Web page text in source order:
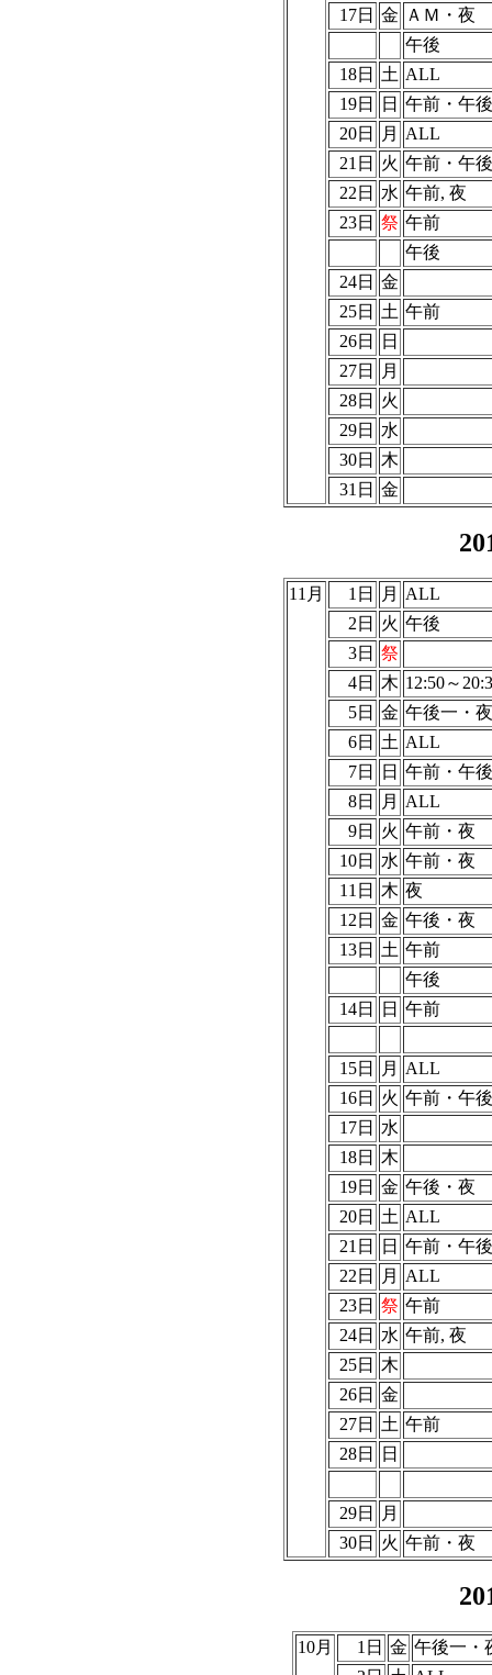
17日 金
ＡＭ・夜
午後
18日
土 ALL
19日
日 午前・午後
20日
月
ALL
21日
火 午前・午後
22日
水 午前, 夜
23日 祭 午前
午後
24日 金
25日
土 午前
26日
日
27日
月
28日
火
29日
水
30日
木
31日 金
11月 1日 月
ALL
2日
火 午後
3日 祭
4日
木 12:50～
5日 金 午後一・夜
6日
土 ALL
7日
日 午前・午後
8日
月
ALL
9日
火 午前・
10日
水 午前・夜
11日
木 夜
12日 金 午後・夜
13日
土 午前
午後
14日
日 午前
15日 月
ALL
16日
火 午前・午後
17日
水
18日
木
19日 金 午後・夜
20日
土 ALL
21日
日 午前・午後
22日
月
ALL
23日 祭 午前
24日
水 午前, 夜
25日
木
26日 金
27日
土 午前
28日
日
29日
月
30日
火 午前・夜
10月 1日 金 午後一・